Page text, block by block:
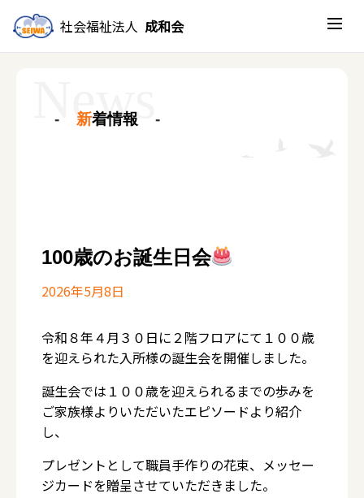
社会福祉法人 成和会
新着情報
100歳のお誕生日会
2026年5月8日
令和８年４月３０日に２階フロアにて１００歳
を迎えられた入所様の誕生会を開催しました。
誕生会では１００歳を迎えられるまでの歩みを
ご家族様よりいただいたエピソードより紹介
し、
プレゼントとして職員手作りの花束、メッセー
ジカードを贈呈させていただきました。